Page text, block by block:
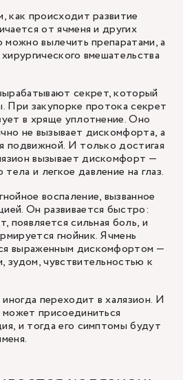
как происходит развитие
от ячменя и других
можно вылечить препаратами, а
вмешательства
секрет, который
При закупорке протока секрет
в хряще уплотнение. Оно
не вызывает дискомфорта, а
подвижной. И только достигая
вызывает дискомфорт —
и легкое давление на глаз.
воспаление, вызванное
Он развивается быстро:
появляется сильная боль, и
гнойник. Ячмень
выраженным дискомфортом —
зудом, чувствительностью к
переходит в халязион. И
может присоединиться
и тогда его симптомы будут